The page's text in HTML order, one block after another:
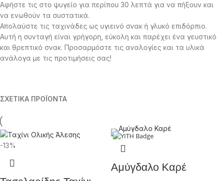
Αφήστε τις στο ψυγείο για περίπου 30 λεπτά για να πήξουν και
να ενωθούν τα συστατικά.
Απολαύστε τις ταχινάδες ως υγιεινό σνακ ή γλυκό επιδόρπιο.
Αυτή η συνταγή είναι γρήγορη, εύκολη και παρέχει ένα γευστικό
και θρεπτικό σνακ. Προσαρμόστε τις αναλογίες και τα υλικά
ανάλογα με τις προτιμήσεις σας!
ΣΧΕΤΙΚΑ ΠΡΟΪΟΝΤΑ
-13%
Αμύγδαλο Καρέ